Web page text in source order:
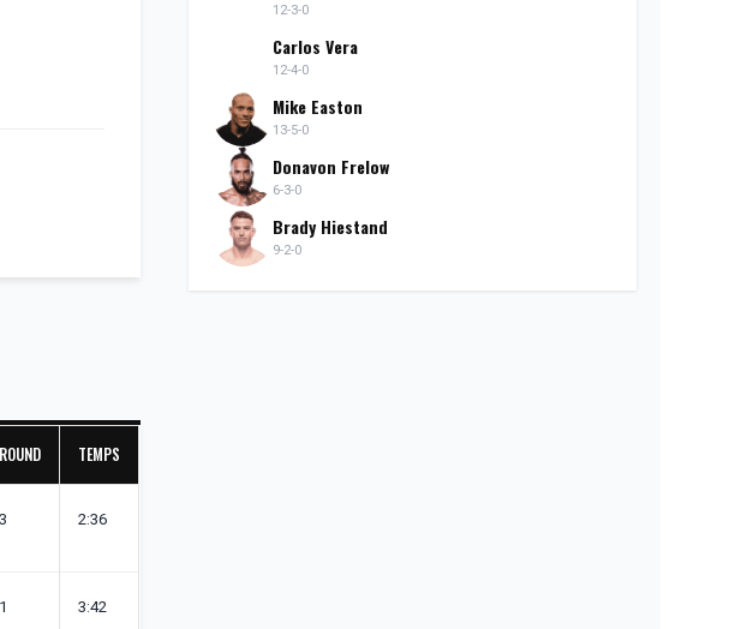
ROUND TEMPS
3 2:36
1 3:42
12-3-0
Carlos Vera
12-4-0
Mike Easton
13-5-0
Donavon Frelow
6-3-0
Brady Hiestand
9-2-0